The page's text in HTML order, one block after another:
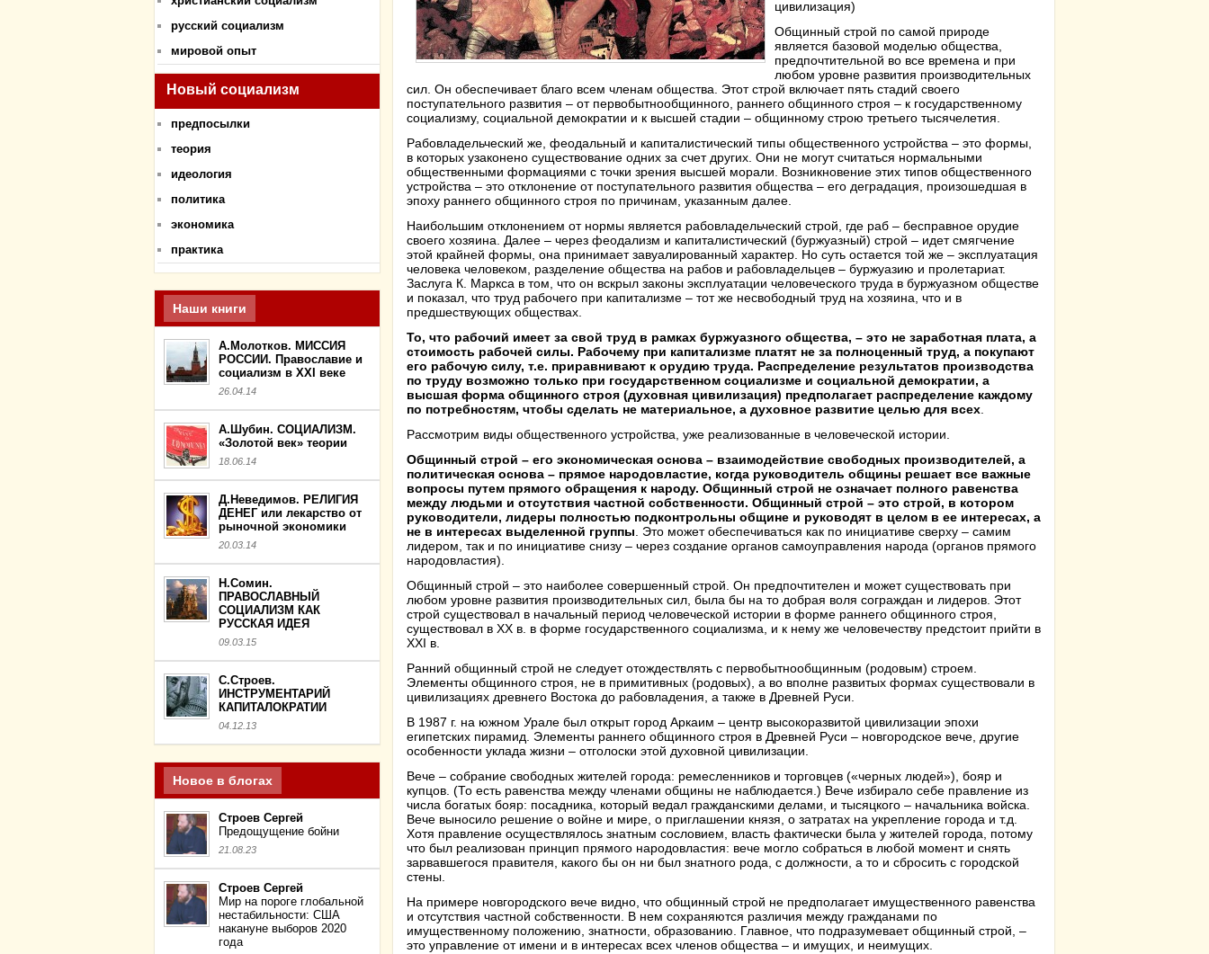
русский социализм
мировой опыт
Новый социализм
предпосылки
теория
идеология
политика
экономика
практика
Наши книги
А.Молотков. МИССИЯ
РОССИИ. Православие и
социализм в XXI веке
26.04.14
А.Шубин. СОЦИАЛИЗМ.
«Золотой век» теории
18.06.14
Д.Неведимов. РЕЛИГИЯ
ДЕНЕГ или лекарство от
рыночной экономики
20.03.14
Н.Сомин.
ПРАВОСЛАВНЫЙ
СОЦИАЛИЗМ КАК
РУССКАЯ ИДЕЯ
09.03.15
С.Строев.
ИНСТРУМЕНТАРИЙ
КАПИТАЛОКРАТИИ
04.12.13
Новое в блогах
Строев Сергей
Предощущение бойни
21.08.23
Строев Сергей
Мир на пороге глобальной
нестабильности: США
накануне выборов 2020
года
цивилизация)
Общинный строй по самой природе
является базовой моделью общества,
предпочтительной во все времена и при
любом уровне развития производительных
сил. Он обеспечивает благо всем членам общества. Этот строй включает пять стадий своего
поступательного развития – от первобытнообщинного, раннего общинного строя – к государственному
социализму, социальной демократии и к высшей стадии – общинному строю третьего тысячелетия.
Рабовладельческий же, феодальный и капиталистический типы общественного устройства – это формы,
в которых узаконено существование одних за счет других. Они не могут считаться нормальными
общественными формациями с точки зрения высшей морали. Возникновение этих типов общественного
устройства – это отклонение от поступательного развития общества – его деградация, произошедшая в
эпоху раннего общинного строя по причинам, указанным далее.
Наибольшим отклонением от нормы является рабовладельческий строй, где раб – бесправное орудие
своего хозяина. Далее – через феодализм и капиталистический (буржуазный) строй – идет смягчение
этой крайней формы, она принимает завуалированный характер. Но суть остается той же – эксплуатация
человека человеком, разделение общества на рабов и рабовладельцев – буржуазию и пролетариат.
Заслуга К. Маркса в том, что он вскрыл законы эксплуатации человеческого труда в буржуазном обществе
и показал, что труд рабочего при капитализме – тот же несвободный труд на хозяина, что и в
предшествующих обществах.
То, что рабочий имеет за свой труд в рамках буржуазного общества, – это не заработная плата, а
стоимость рабочей силы. Рабочему при капитализме платят не за полноценный труд, а покупают
его рабочую силу, т.е. приравнивают к орудию труда. Распределение результатов производства
по труду возможно только при государственном социализме и социальной демократии, а
высшая форма общинного строя (духовная цивилизация) предполагает распределение каждому
по потребностям, чтобы сделать не материальное, а духовное развитие целью для всех
Рассмотрим виды общественного устройства, уже реализованные в человеческой истории.
Общинный строй – его экономическая основа – взаимодействие свободных производителей, а
политическая основа – прямое народовластие, когда руководитель общины решает все важные
вопросы путем прямого обращения к народу. Общинный строй не означает полного равенства
между людьми и отсутствия частной собственности. Общинный строй – это строй, в котором
руководители, лидеры полностью подконтрольны общине и руководят в целом в ее интересах, а
не в интересах выделенной группы . Это может обеспечиваться как по инициативе сверху – самим
лидером, так и по инициативе снизу – через создание органов самоуправления народа (органов прямого
народовластия).
Общинный строй – это наиболее совершенный строй. Он предпочтителен и может существовать при
любом уровне развития производительных сил, была бы на то добрая воля сограждан и лидеров. Этот
строй существовал в начальный период человеческой истории в форме раннего общинного строя,
существовал в ХХ в. в форме государственного социализма, и к нему же человечеству предстоит прийти в
ХХI в.
Ранний общинный строй не следует отождествлять с первобытнообщинным (родовым) строем.
Элементы общинного строя, не в примитивных (родовых), а во вполне развитых формах существовали в
цивилизациях древнего Востока до рабовладения, а также в Древней Руси.
В 1987 г. на южном Урале был открыт город Аркаим – центр высокоразвитой цивилизации эпохи
египетских пирамид. Элементы раннего общинного строя в Древней Руси – новгородское вече, другие
особенности уклада жизни – отголоски этой духовной цивилизации.
Вече – собрание свободных жителей города: ремесленников и торговцев («черных людей»), бояр и
купцов. (То есть равенства между членами общины не наблюдается.) Вече избирало себе правление из
числа богатых бояр: посадника, который ведал гражданскими делами, и тысяцкого – начальника войска.
Вече выносило решение о войне и мире, о приглашении князя, о затратах на укрепление города и т.д.
Хотя правление осуществлялось знатным сословием, власть фактически была у жителей города, потому
что был реализован принцип прямого народовластия: вече могло собраться в любой момент и снять
зарвавшегося правителя, какого бы он ни был знатного рода, с должности, а то и сбросить с городской
стены.
На примере новгородского вече видно, что общинный строй не предполагает имущественного равенства
и отсутствия частной собственности. В нем сохраняются различия между гражданами по
имущественному положению, знатности, образованию. Главное, что подразумевает общинный строй, –
это управление от имени и в интересах всех членов общества – и имущих, и неимущих.